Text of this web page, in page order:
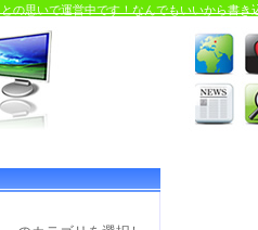
の思いで運営中です！なんでもいいから書